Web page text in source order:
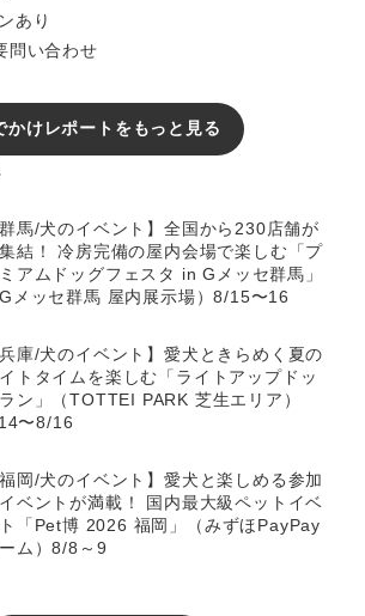
あり
問い合わせ
かけレポートをもっと見る
群馬/犬のイベント】全国から230店舗が
結！ 冷房完備の屋内会場で楽しむ「プ
アムドッグフェスタ in Gメッセ群馬」
Gメッセ群馬 屋内展示場）8/15〜16
兵庫/犬のイベント】愛犬ときらめく夏の
トタイムを楽しむ「ライトアップドッ
ン」（TOTTEI PARK 芝生エリア）
〜8/16
福岡/犬のイベント】愛犬と楽しめる参加
ベントが満載！ 国内最大級ペットイベ
「Pet博 2026 福岡」（みずほPayPay
ーム）8/8～9